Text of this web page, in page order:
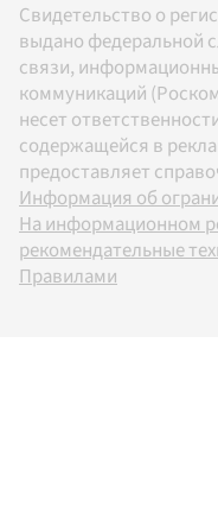
Свидетельство о
выдано федеральной
связи,
коммуникаций
несет
содержащейся в
предоставляет
Информация об
На информационном
рекомендательные
Правилами